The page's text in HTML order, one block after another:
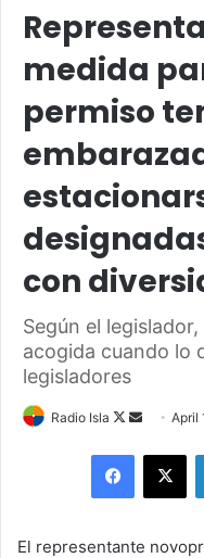
medida
permiso
con
Según el
acogida cuando lo
legisladores
Radio Isla
Follow
Send
email
April
Facebook
X
El representante